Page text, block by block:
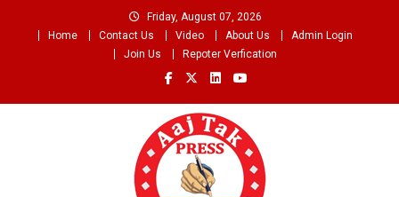
Friday, August 07, 2026
Home
Contact Us Video About Us
Admin Login
Join Us
Repoter Verfication